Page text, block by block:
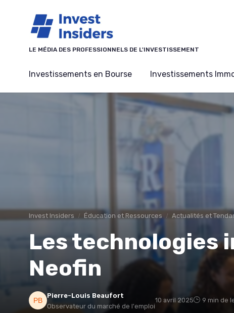
LE MÉDIA DES PROFESSIONNELS DE L'INVESTISSEMENT
Investissements en Bourse Investissements
Invest Insiders Éducation et Ressources Actualités et
Les technologies
Neofin
Pierre-Louis Beaufort
Observateur du marché de l'emploi
10 avril 2025 9 min de